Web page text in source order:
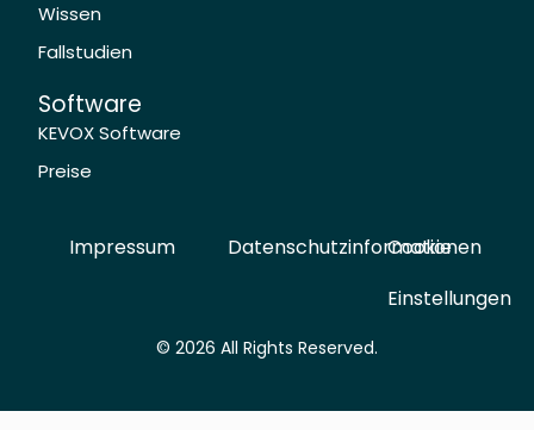
Wissen
Fallstudien
Software
KEVOX Software
Preise
Impressum Datenschutzinformationen
Cookie
Einstellungen
© 2026 All Rights Reserved.